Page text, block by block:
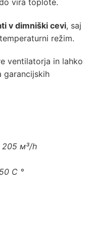
v dimniški cevi, saj
režim.
ventilatorja in lahko
garancijskih
205 м³/h
C °